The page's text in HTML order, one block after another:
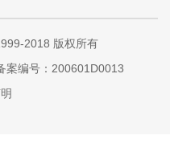
2018 版权所有
案编号：200601D0013